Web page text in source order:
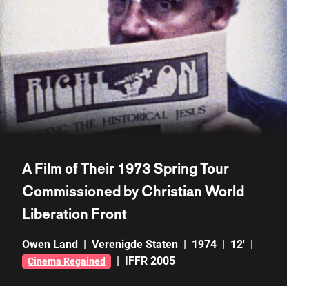
A Film of Their 1973 Spring Tour
Commissioned by Christian World
Liberation Front
Owen Land | Verenigde Staten | 1974 | 12' |
Cinema Regained | IFFR 2005